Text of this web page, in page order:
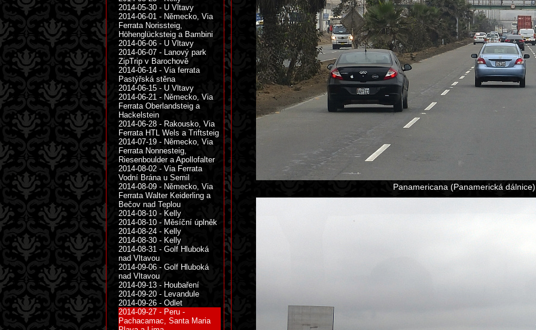
Panamericana (Panamerická
2014-05-30 - U Vltavy
2014-06-01 - Německo, Via
Ferrata Norissteig,
Höhenglücksteig a Bambini
2014-06-06 - U Vltavy
2014-06-07 - Lanový park
ZipTrip v Barochově
2014-06-14 - Via ferrata
Pastýřská stěna
2014-06-15 - U Vltavy
2014-06-21 - Německo, Via
Ferrata Oberlandsteig a
Hackelstein
2014-06-28 - Rakousko, Via
Ferrata HTL Wels a Triftsteig
2014-07-19 - Německo, Via
Ferrata Nonnesteig,
Riesenboulder a Apollofalter
2014-08-02 - Via Ferrata
Vodní Brána u Semil
2014-08-09 - Německo, Via
Ferrata Walter Keiderling a
Bečov nad Teplou
2014-08-10 - Kelly
2014-08-10 - Měsíční úplněk
2014-08-24 - Kelly
2014-08-30 - Kelly
2014-08-31 - Golf Hluboká
nad Vltavou
2014-09-06 - Golf Hluboká
nad Vltavou
2014-09-13 - Houbaření
2014-09-20 - Levandule
2014-09-26 - Odlet
2014-09-27 - Peru -
Pachacamac, Santa Maria